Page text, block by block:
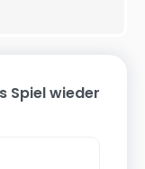
Spiel wieder